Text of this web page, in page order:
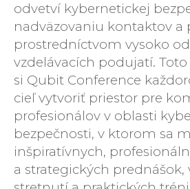
odvetví kybernetickej
nadväzovaniu kontaktov a
prostredníctvom vysoko
vzdelávacích podujatí.
si Qubit Conference
cieľ vytvoriť priestor pre
profesionálov v oblasti
bezpečnosti, v ktorom sa
inšpiratívnych,
a strategických prednášok,